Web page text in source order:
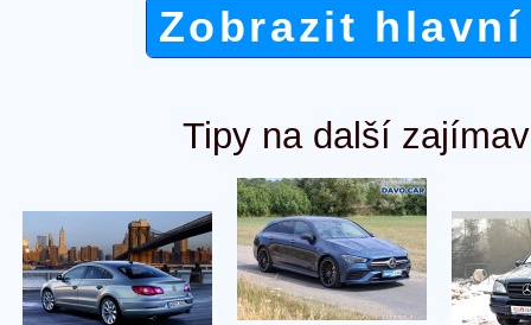
Zobrazit
Tipy na další